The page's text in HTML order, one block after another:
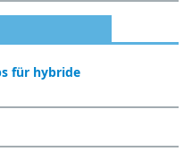
für hybride